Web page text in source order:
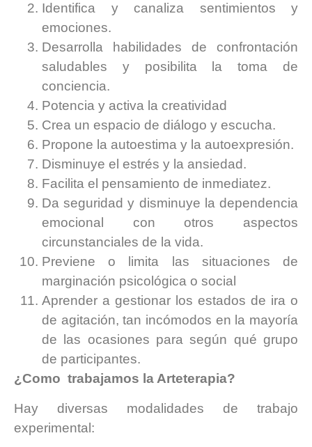
Identifica y canaliza sentimientos y
emociones.
Desarrolla habilidades de confrontación
saludables y posibilita la toma de
conciencia.
Potencia y activa la creatividad
Crea un espacio de diálogo y escucha.
Propone la autoestima y la autoexpresión.
Disminuye el estrés y la ansiedad.
Facilita el pensamiento de inmediatez.
Da seguridad y disminuye la dependencia
emocional con otros aspectos
circunstanciales de la vida.
Previene o limita las situaciones de
marginación psicológica o social
Aprender a gestionar los estados de ira o
de agitación, tan incómodos en la mayoría
de las ocasiones para según qué grupo
de participantes.
¿Como trabajamos la Arteterapia?
Hay diversas modalidades de trabajo
experimental: